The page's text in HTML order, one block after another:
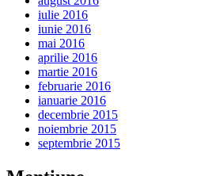
iulie 2016
iunie 2016
mai 2016
aprilie 2016
martie 2016
februarie 2016
ianuarie 2016
decembrie 2015
noiembrie 2015
septembrie 2015